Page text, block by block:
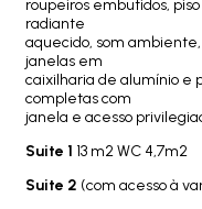
roupeiros embutidos,
radiante
aquecido, som
janelas em
caixilharia de alumínio e
completas com
janela e acesso
Suite 1 13 m2 WC 4,7m2
Suite 2 (com acesso à